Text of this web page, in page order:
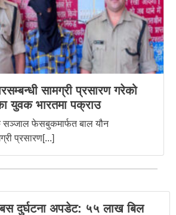
सामग्री प्रसारण गरेको
युवक भारतमा पक्राउ
फेसबुकमार्फत बाल यौन
प्रसारण[...]
बस दुर्घटना अपडेट: ५५ लाख बिल